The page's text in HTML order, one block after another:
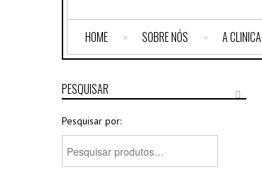
HOME SOBRE NÓS A CLINICA
PESQUISAR
Pesquisar por: